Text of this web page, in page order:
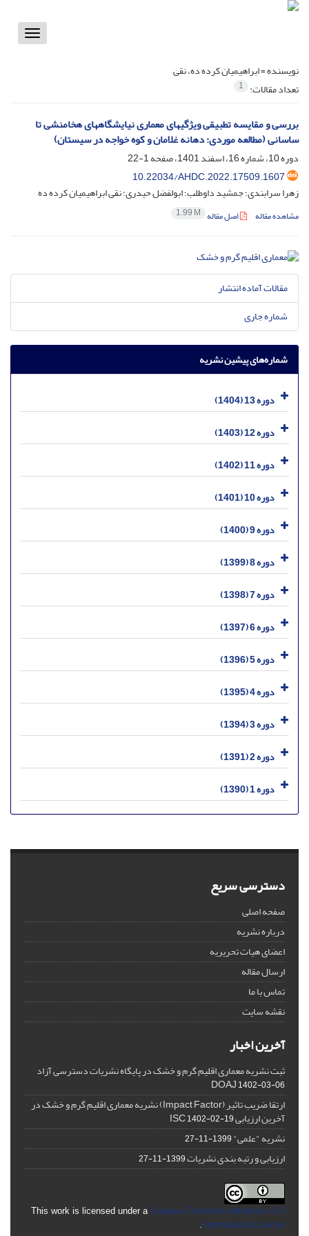
Toggle
نویسنده =ابراهیمیان کرده ده، نقی
تعداد مقالات: 1
بررسی و مقایسه تطبیقی ویژگیهای معماری نیایشگاههای هخامنشی تا
ساسانی (مطالعه موردی: دهانه غلامان و کوه خواجه در سیستان)
دوره 10، شماره 16، اسفند 1401، صفحه
1-22
10.22034/AHDC.2022.17509.1607
زهرا سرابندی؛ جمشید داوطلب؛ ابولفضل حیدری؛ نقی ابراهیمیان کرده ده
مشاهده مقاله اصل مقاله 1.99 M
مقالات آماده انتشار
شماره جاری
شماره‌های پیشین نشریه
دوره 13 (1404)
دوره 12 (1403)
دوره 11 (1402)
دوره 10 (1401)
دوره 9 (1400)
دوره 8 (1399)
دوره 7 (1398)
دوره 6 (1397)
دوره 5 (1396)
دوره 4 (1395)
دوره 3 (1394)
دوره 2 (1391)
دوره 1 (1390)
دسترسی سریع
صفحه اصلی
درباره نشریه
اعضای هیات تحریریه
ارسال مقاله
تماس با ما
نقشه سایت
آخرین اخبار
ثبت نشریه معماری اقلیم گرم و خشک در پایگاه نشریات دسترسی آزاد
DOAJ1402-03-06
ارتقا ضریب تاثیر (Impact Factor) نشریه معماری اقلیم گرم و خشک در
آخرین ارزیابی ISC1402-02-19
نشریه "علمی"1399-11-27
ارزیابی و رتبه بندی نشریات1399-11-27
This work is licensed under a Creative Commons Attribution 4.0
International License
.